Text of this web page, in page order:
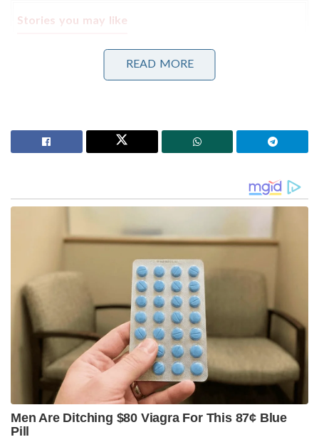
Stories you may like
കാരണഭൂതൻ’ എന്ന് പാടി തിരുവാതിര കളിച്ചവർക്ക്
വല്ലാത്ത തൊലിക്കട്ടി; സർവീസ് സംഘടനകളെ
പരിഹസിച്ച് വി.ഡി. സതീശൻ
നാരദ സ്റ്റീങ് ഓപ്പറേഷൻ വിവാദം പരാമർശിച്ചുകൊണ്ട്
മുഖ്യമന്ത്രി സുവേന്ദു അധികാരിക്കെതിരെ അഭിഷേക്
മുഖ്യമന്ത്രിമാരുണ്ടായിട്ടുണ്ട്. എന്നാൽ ക്യാമറയ്ക്ക്
മുഖ്യമന്ത്രിയാക്കിയത് ഇപ്പോഴാണ്,” അഭിഷേക്
പരിഹസിച്ചു.
Narendra Modi tmc mamatha banarjee
READ MORE